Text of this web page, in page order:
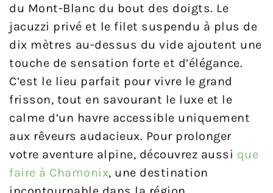
du Mont-Blanc du bout des doigts. Le
jacuzzi privé et le filet suspendu à plus de
dix mètres au-dessus du vide ajoutent une
touche de sensation forte et d’élégance.
C’est le lieu parfait pour vivre le grand
frisson, tout en savourant le luxe et le
calme d’un havre accessible uniquement
aux rêveurs audacieux. Pour prolonger
votre aventure alpine, découvrez aussi que
faire à Chamonix, une destination